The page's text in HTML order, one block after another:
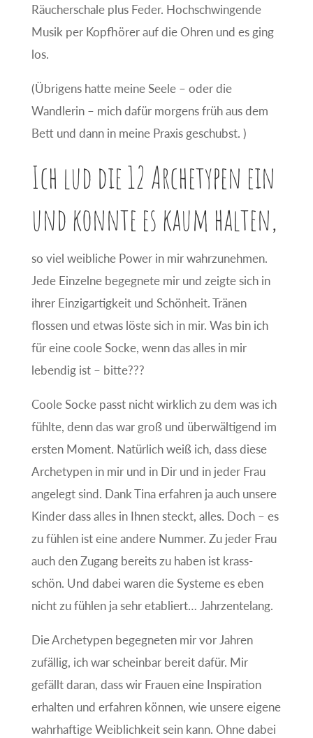
Räucherschale plus Feder. Hochschwingende
Musik per Kopfhörer auf die Ohren und es ging
los.
(Übrigens hatte meine Seele – oder die
Wandlerin – mich dafür morgens früh aus dem
Bett und dann in meine Praxis geschubst. )
Ich lud die 12 Archetypen ein
und konnte es kaum halten,
so viel weibliche Power in mir wahrzunehmen.
Jede Einzelne begegnete mir und zeigte sich in
ihrer Einzigartigkeit und Schönheit. Tränen
flossen und etwas löste sich in mir. Was bin ich
für eine coole Socke, wenn das alles in mir
lebendig ist – bitte???
Coole Socke passt nicht wirklich zu dem was ich
fühlte, denn das war groß und überwältigend im
ersten Moment. Natürlich weiß ich, dass diese
Archetypen in mir und in Dir und in jeder Frau
angelegt sind. Dank Tina erfahren ja auch unsere
Kinder dass alles in Ihnen steckt, alles. Doch – es
zu fühlen ist eine andere Nummer. Zu jeder Frau
auch den Zugang bereits zu haben ist krass-
schön. Und dabei waren die Systeme es eben
nicht zu fühlen ja sehr etabliert… Jahrzentelang.
Die Archetypen begegneten mir vor Jahren
zufällig, ich war scheinbar bereit dafür. Mir
gefällt daran, dass wir Frauen eine Inspiration
erhalten und erfahren können, wie unsere eigene
wahrhaftige Weiblichkeit sein kann. Ohne dabei